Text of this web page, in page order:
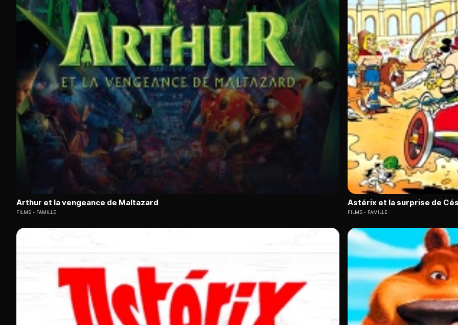
Arthur et la vengeance de Maltazard
FILMS FAMILLE
Astérix et la surprise de
FILMS FAMILLE